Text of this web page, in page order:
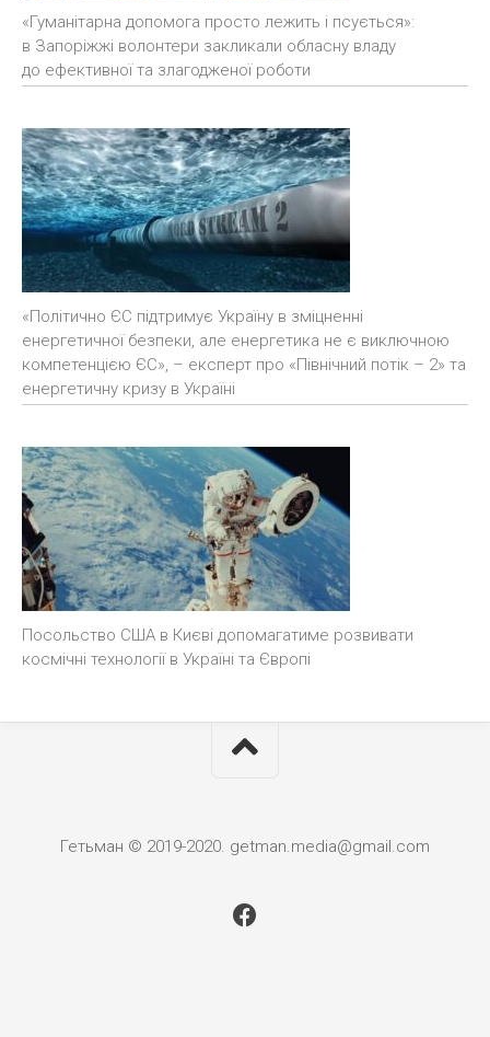
«Гуманітарна допомога просто лежить і псується»:
в Запоріжжі волонтери закликали обласну владу
до ефективної та злагодженої роботи
«Політично ЄС підтримує Україну в зміцненні
енергетичної безпеки, але енергетика не є виключною
компетенцією ЄС», – експерт про «Північний потік – 2» та
енергетичну кризу в Україні
Посольство США в Києві допомагатиме розвивати
космічні технології в Україні та Європі
Гетьман © 2019-2020. getman.media@gmail.com